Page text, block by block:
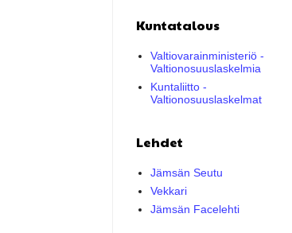
Kuntatalous
Valtiovarainministeriö -
Valtionosuuslaskelmia
Kuntaliitto -
Valtionosuuslaskelmat
Lehdet
Jämsän Seutu
Vekkari
Jämsän Facelehti